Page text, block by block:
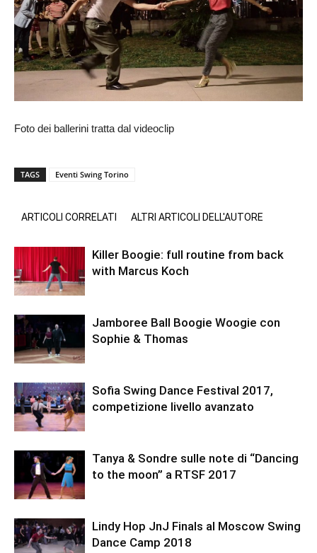
Foto dei ballerini tratta dal videoclip
TAGS Eventi Swing Torino
ARTICOLI CORRELATI ALTRI ARTICOLI DELL'AUTORE
Killer Boogie: full routine from back
with Marcus Koch
Jamboree Ball Boogie Woogie con
Sophie & Thomas
Sofia Swing Dance Festival 2017,
competizione livello avanzato
Tanya & Sondre sulle note di “Dancing
to the moon” a RTSF 2017
Lindy Hop JnJ Finals al Moscow Swing
Dance Camp 2018